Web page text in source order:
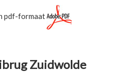
pdf-formaat
Zuidwolde